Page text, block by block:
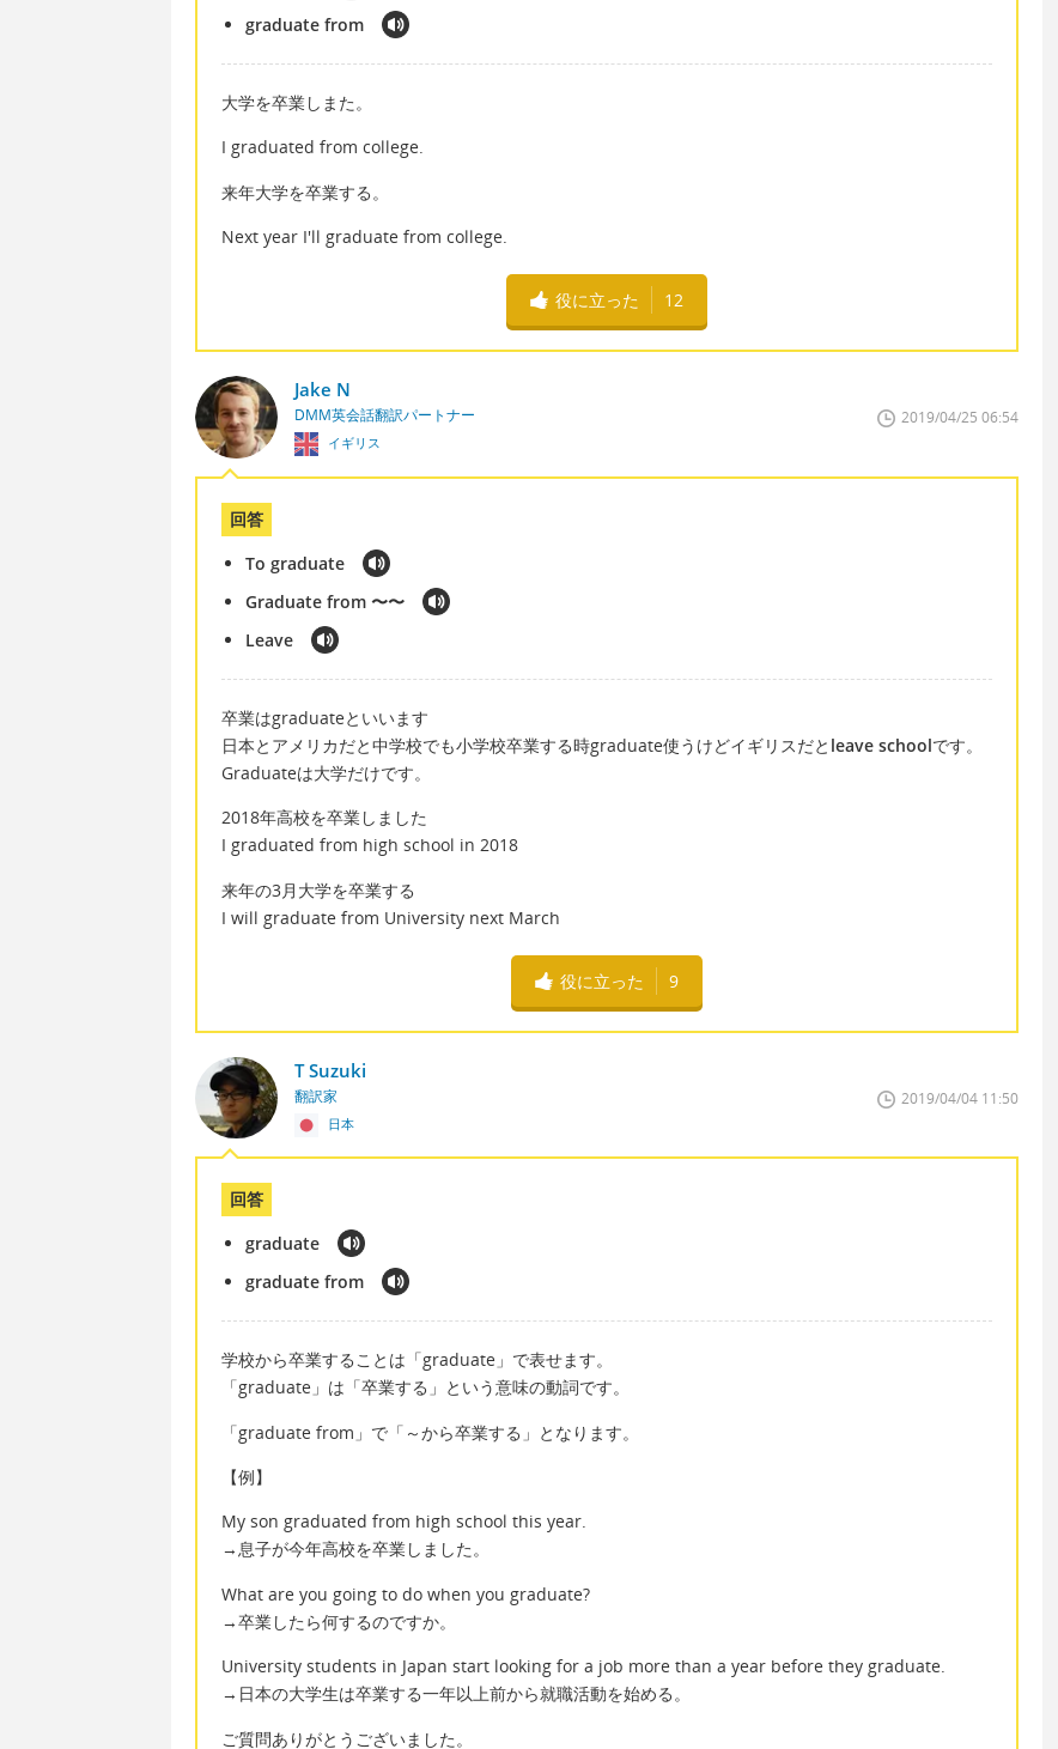
graduate from
大学を卒業しまた。
I graduated from college.
来年大学を卒業する。
Next year I'll graduate from college.
役に立った 12
Jake N
DMM英会話翻訳パートナー
イギリス
2019/04/25 06:54
回答
To graduate
Graduate from 〜〜
Leave
卒業はgraduateといいます
日本とアメリカだと中学校でも小学校卒業する時graduate使うけどイギリスだと leave schoolです。
Graduateは大学だけです。
2018年高校を卒業しました
I graduated from high school in 2018
来年の3月大学を卒業する
I will graduate from University next March
役に立った 9
T Suzuki
翻訳家
日本
2019/04/04 11:50
回答
graduate
graduate from
学校から卒業することは「graduate」で表せます。
「graduate」は「卒業する」という意味の動詞です。
「graduate from」で「～から卒業する」となります。
【例】
My son graduated from high school this year.
→息子が今年高校を卒業しました。
What are you going to do when you graduate?
→卒業したら何するのですか。
University students in Japan start looking for a job more than a year before they graduate.
→日本の大学生は卒業する一年以上前から就職活動を始める。
ご質問ありがとうございました。